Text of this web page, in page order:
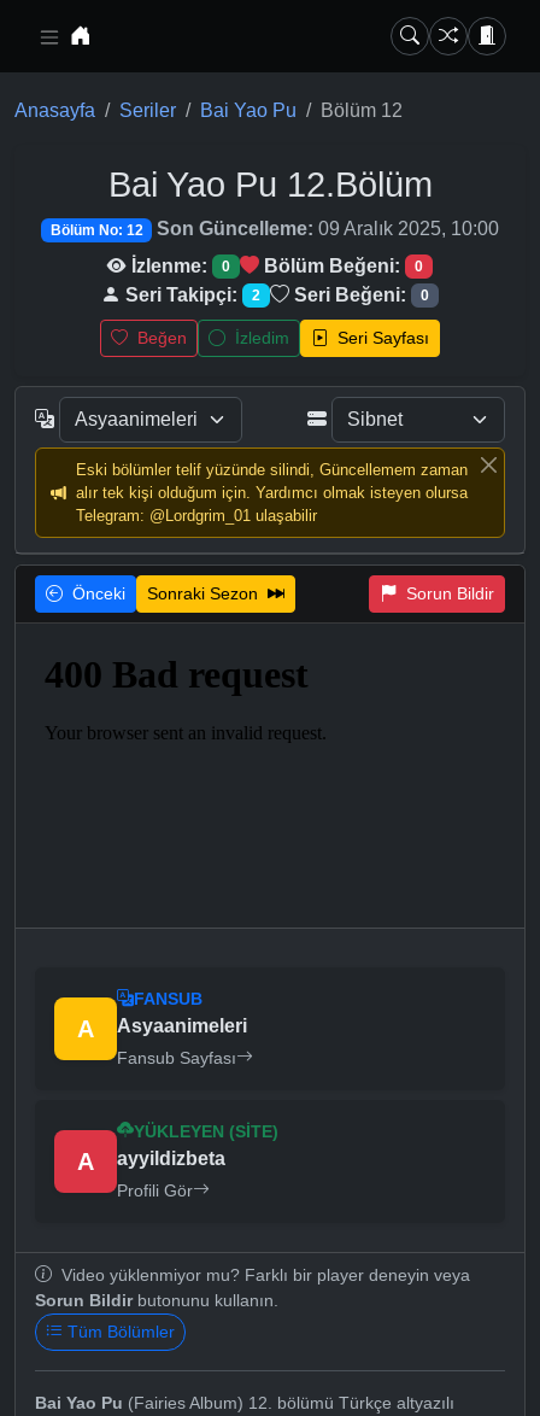
Anasayfa Seriler Bai Yao Pu Bölüm 12
Bai Yao Pu 12.Bölüm
Bölüm No: 12 Son Güncelleme: 09 Aralık 2025, 10:00
İzlenme:
0 Bölüm Beğeni: 0
Seri Takipçi: 2 Seri Beğeni: 0
Beğen İzledim Seri Sayfası
Eski bölümler telif yüzünde silindi, Güncellemem zaman
alır tek kişi olduğum için. Yardımcı olmak isteyen olursa
Telegram: @Lordgrim_01 ulaşabilir
Önceki Sonraki Sezon Sorun Bildir
A
FANSUB
Asyaanimeleri
Fansub Sayfası
A
YÜKLEYEN (SITE)
ayyildizbeta
Profili Gör
Video yüklenmiyor mu? Farklı bir player deneyin veya
Sorun Bildirbutonunu kullanın.
Tüm Bölümler
Bai Yao Pu (Fairies Album) 12. bölümü Türkçe altyazılı